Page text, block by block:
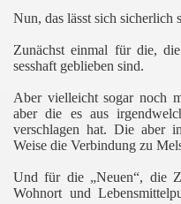
Nun, das lässt sich sicherlich
Zunächst einmal für die,
sesshaft geblieben sind.
Aber vielleicht sogar noch
aber die es aus
verschlagen hat. Die aber
Weise die Verbindung zu
Und für die „Neuen“, die
Wohnort und